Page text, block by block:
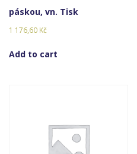
páskou, vn. Tisk
1 176,60 Kč
Add to cart